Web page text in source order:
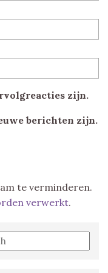
zijn.
berichten zijn.
te verminderen.
verwerkt.